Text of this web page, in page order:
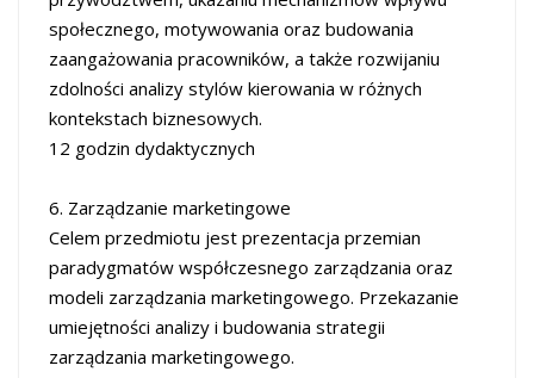
społecznego, motywowania oraz budowania
zaangażowania pracowników, a także rozwijaniu
zdolności analizy stylów kierowania w różnych
kontekstach biznesowych.
12 godzin dydaktycznych
6. Zarządzanie marketingowe
Celem przedmiotu jest prezentacja przemian
paradygmatów współczesnego zarządzania oraz
modeli zarządzania marketingowego. Przekazanie
umiejętności analizy i budowania strategii
zarządzania marketingowego.